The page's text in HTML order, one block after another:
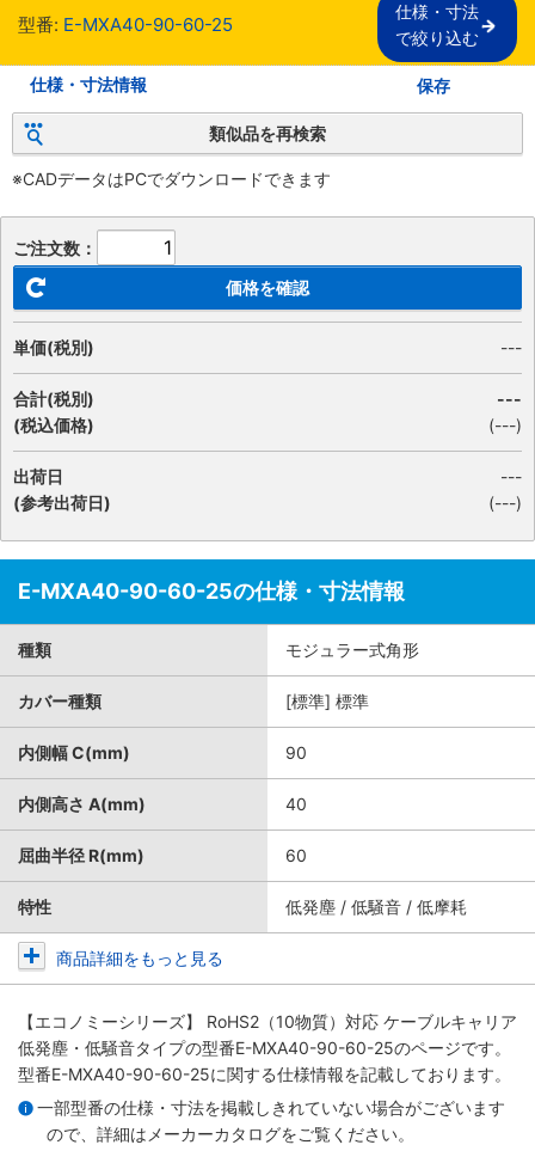
型番: E-MXA40-90-60-25
仕様・寸法
で絞り込む
仕様・寸法情報 保存
類似品を再検索
※CADデータはPCでダウンロードできます
ご注文数：
価格を確認
単価(税別) ---
合計(税別)
(税込価格)
---
(---)
出荷日
(参考出荷日)
---
(---)
E-MXA40-90-60-25の仕様・寸法情報
種類 モジュラー式角形
カバー種類 [標準] 標準
内側幅 C(mm) 90
内側高さ A(mm) 40
屈曲半径 R(mm) 60
特性 低発塵 / 低騒音 / 低摩耗
商品詳細をもっと見る
【エコノミーシリーズ】 RoHS2（10物質）対応 ケーブルキャリア
低発塵・低騒音タイプの型番E-MXA40-90-60-25のページです。
型番E-MXA40-90-60-25に関する仕様情報を記載しております。
一部型番の仕様・寸法を掲載しきれていない場合がございます
ので、詳細は メーカーカタログをご覧ください。